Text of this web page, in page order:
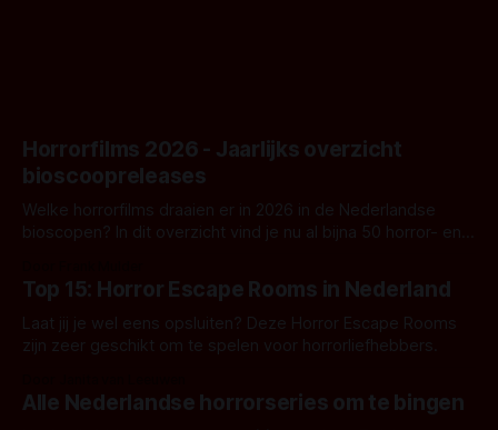
Horrorfilms 2026 - Jaarlijks overzicht
bioscoopreleases
Welke horrorfilms draaien er in 2026 in de Nederlandse
bioscopen? In dit overzicht vind je nu al bijna 50 horror- en
Top 15: Horror Escape Rooms in Nederland
Laat jij je wel eens opsluiten? Deze Horror Escape Rooms
zijn zeer geschikt om te spelen voor horrorliefhebbers.
Alle Nederlandse horrorseries om te bingen